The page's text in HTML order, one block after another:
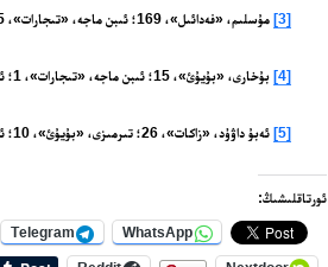
[3] مۇسلىم، «فەدائىل»، 169؛ ئىبن ماجە، «تىجارات»، 5؛ ئەھمەد ئىبنى ھەنبەل،
[4] بۇخارى، «بۇيۇئ»، 15؛ ئىبن ماجە، «تىجارات»، 1؛ ئەھمەد ئىبنى ھەنبەل،
[5] ئەبۇ داۋۇد، «زاكات»، 26؛ تىرمىزى، «بۇيۇئ»، 10؛ ئىبن ماجە، «تىجارەت»، 25.
ئورتاقلىشىڭ:
WhatsApp
Telegram